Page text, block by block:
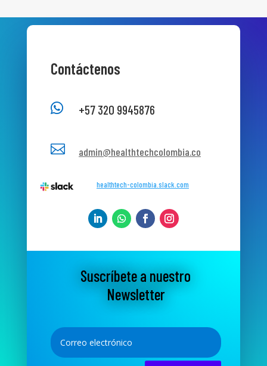
Contáctenos
 +57 320 9945876
 admin@healthtechcolombia.co
healthtech-colombia.slack.com
Suscríbete a nuestro
Newsletter